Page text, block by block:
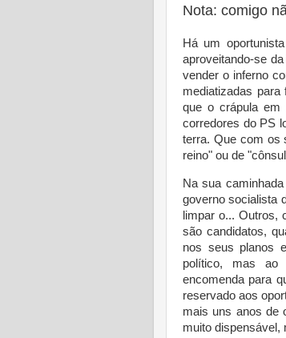
Nota: comigo
Há um
aproveitando-se
vender o inferno
mediatizadas
que o crápula em
corredores do PS
terra. Que com os
reino" ou de
Na sua
governo socialista
limpar o... Outros,
são candidatos,
nos seus planos
político, mas ao
encomenda para
reservado aos
mais uns anos de
muito dispensável,